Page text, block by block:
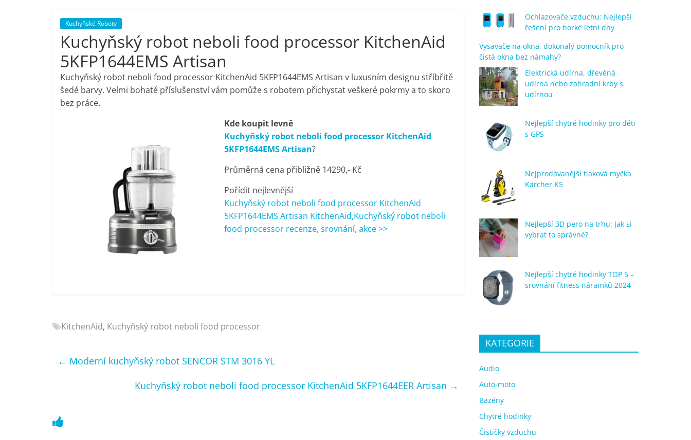
porovnání,
pračky,
televize,
notebooky,
telefony,
kávovary,
bazény
televize,
telefony,
Kuchyňské Roboty
Kuchyňský robot neboli food processor KitchenAid
5KFP1644EMS Artisan
Kuchyňský robot neboli food processor KitchenAid 5KFP1644EMS Artisan v luxusním designu stříbřitě
šedé barvy. Velmi bohaté příslušenství vám pomůže s robotem přichystat veškeré pokrmy a to skoro
bez práce.
Kde koupit levně
Kuchyňský robot neboli food processor KitchenAid
5KFP1644EMS Artisan?
Průměrná cena přibližně 14290,- Kč
Pořídit nejlevnější
Kuchyňský robot neboli food processor KitchenAid
5KFP1644EMS Artisan KitchenAid,Kuchyňský robot neboli
food processor recenze, srovnání, akce >>
KitchenAid, Kuchyňský robot neboli food processor
← Moderní kuchyňský robot SENCOR STM 3016 YL
Kuchyňský robot neboli food processor KitchenAid 5KFP1644EER Artisan →
Ochlazovače vzduchu: Nejlepší
řešení pro horké letní dny
Vysavače na okna, dokonalý pomocník pro
čistá okna bez námahy?
Elektrická udírna, dřevěná
udírna nebo zahradní krby s
udírnou
Nejlepší chytré hodinky pro děti
s GPS
Nejprodávanější tlaková myčka
Kärcher K5
Nejlepší 3D pero na trhu: Jak si
vybrat to správné?
Nejlepší chytré hodinky TOP 5 –
srovnání fitness náramků 2024
KATEGORIE
Audio
Auto-moto
Bazény
Chytré hodinky
Čističky vzduchu